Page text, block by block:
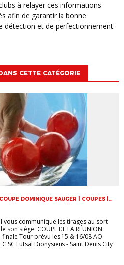
afin de garantir la bonne
détection et de perfectionnement.
CETTE CATÉGORIE
DOMINIQUE SAUGER | COUPES |
| JEUNES | U14 | U15 | U17 | VIE DES
vous communique les tirages au sort
son siège COUPE DE LA RÉUNION
finale Tour prévu les 15 & 16/08 AO
SC Futsal Dionysiens - Saint Denis City